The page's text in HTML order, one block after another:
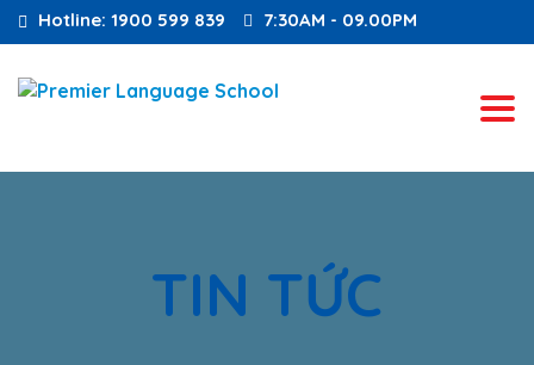
7:30AM - 09.00PM
Hotline: 1900 599 839
TIN TỨC